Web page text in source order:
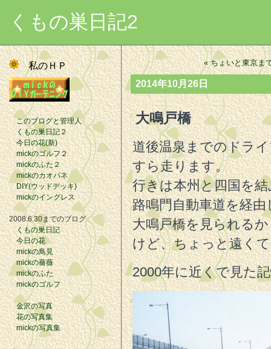
くもの巣日記2
私のＨＰ
このブログと管理人
くもの巣日記２
今日の花(新)
mickのゴルフ２
mickのふた２
mickのカオパネ
DIY(ウッドデッキ)
mickのイングレス
2008.6.30までのブログ
くもの巣日記
今日の花
mickの鳥見
mickの薔薇
mickのふた
mickのゴルフ
金沢の写真
花の写真集
mickの写真集
« ちょいと東京ま
2014年10月26日
大鳴戸橋
道後温泉までのドラ
すら走ります。
行きは本州と四国を
路鳴門自動車道を経
大鳴戸橋を見られる
けど、ちょっと遠く
2000年に近くで見た